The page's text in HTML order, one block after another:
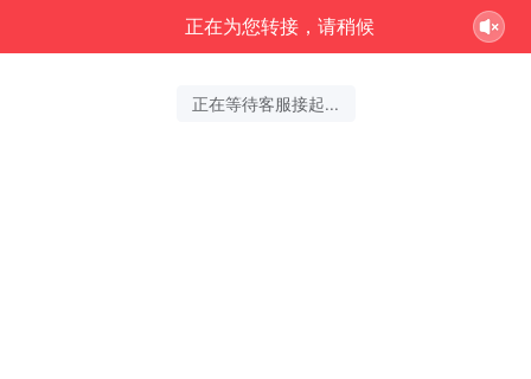
正在为您转接，请稍候
正在等待客服接起...